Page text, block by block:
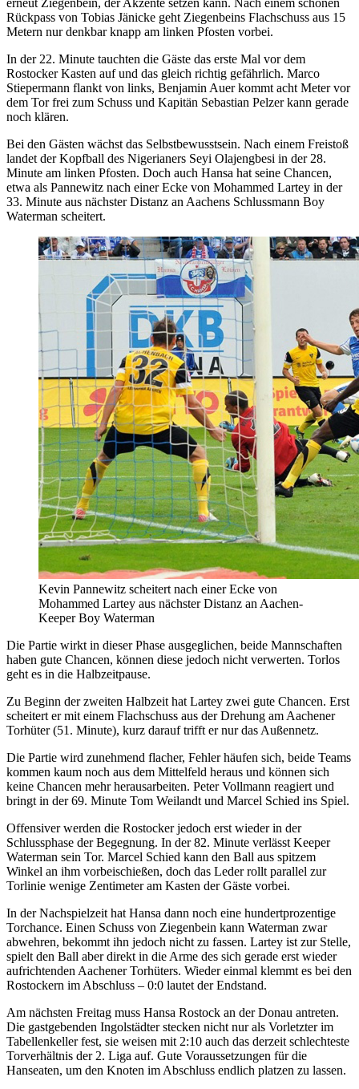
Rückpass von Tobias Jänicke geht Ziegenbeins Flachschuss aus 15
Metern nur denkbar knapp am linken Pfosten vorbei.
In der 22. Minute tauchten die Gäste das erste Mal vor dem
Rostocker Kasten auf und das gleich richtig gefährlich. Marco
Stiepermann flankt von links, Benjamin Auer kommt acht Meter vor
dem Tor frei zum Schuss und Kapitän Sebastian Pelzer kann gerade
noch klären.
Bei den Gästen wächst das Selbstbewusstsein. Nach einem Freistoß
landet der Kopfball des Nigerianers Seyi Olajengbesi in der 28.
Minute am linken Pfosten. Doch auch Hansa hat seine Chancen,
etwa als Pannewitz nach einer Ecke von Mohammed Lartey in der
33. Minute aus nächster Distanz an Aachens Schlussmann Boy
Waterman scheitert.
Kevin Pannewitz scheitert nach einer Ecke von
Mohammed Lartey aus nächster Distanz an Aachen-
Keeper Boy Waterman
Die Partie wirkt in dieser Phase ausgeglichen, beide Mannschaften
haben gute Chancen, können diese jedoch nicht verwerten. Torlos
geht es in die Halbzeitpause.
Zu Beginn der zweiten Halbzeit hat Lartey zwei gute Chancen. Erst
scheitert er mit einem Flachschuss aus der Drehung am Aachener
Torhüter (51. Minute), kurz darauf trifft er nur das Außennetz.
Die Partie wird zunehmend flacher, Fehler häufen sich, beide Teams
kommen kaum noch aus dem Mittelfeld heraus und können sich
keine Chancen mehr herausarbeiten. Peter Vollmann reagiert und
bringt in der 69. Minute Tom Weilandt und Marcel Schied ins Spiel.
Offensiver werden die Rostocker jedoch erst wieder in der
Schlussphase der Begegnung. In der 82. Minute verlässt Keeper
Waterman sein Tor. Marcel Schied kann den Ball aus spitzem
Winkel an ihm vorbeischießen, doch das Leder rollt parallel zur
Torlinie wenige Zentimeter am Kasten der Gäste vorbei.
In der Nachspielzeit hat Hansa dann noch eine hundertprozentige
Torchance. Einen Schuss von Ziegenbein kann Waterman zwar
abwehren, bekommt ihn jedoch nicht zu fassen. Lartey ist zur Stelle,
spielt den Ball aber direkt in die Arme des sich gerade erst wieder
aufrichtenden Aachener Torhüters. Wieder einmal klemmt es bei den
Rostockern im Abschluss – 0:0 lautet der Endstand.
Am nächsten Freitag muss Hansa Rostock an der Donau antreten.
Die gastgebenden Ingolstädter stecken nicht nur als Vorletzter im
Tabellenkeller fest, sie weisen mit 2:10 auch das derzeit schlechteste
Torverhältnis der 2. Liga auf. Gute Voraussetzungen für die
Hanseaten, um den Knoten im Abschluss endlich platzen zu lassen.